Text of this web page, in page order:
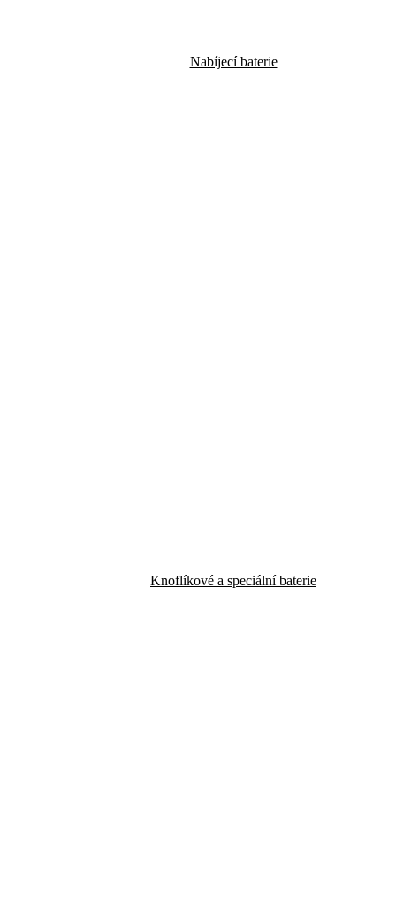
Nabíjecí baterie
Knoflíkové a speciální baterie